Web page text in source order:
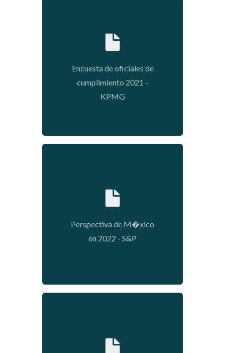
Encuesta de oficiales de
cumplimiento 2021 -
KPMG
Perspectiva de M�xico
en 2022 - S&P